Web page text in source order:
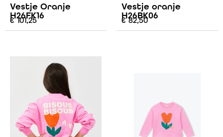
Vestje Oranje
H26FK16
€101,25
Vestje oranje
H26BK06
€82,50